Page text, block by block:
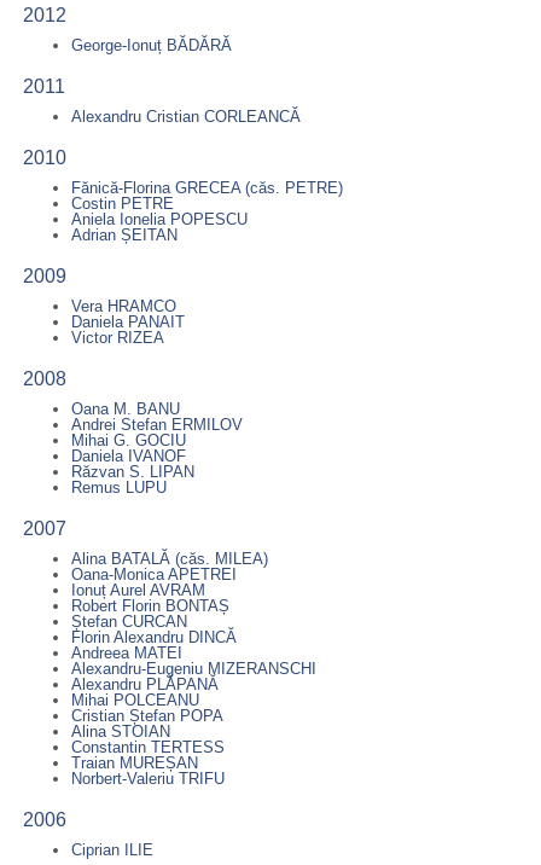
2012
George-Ionuț BĂDĂRĂ
2011
Alexandru Cristian CORLEANCĂ
2010
Fănică-Florina GRECEA (căs. PETRE)
Costin PETRE
Aniela Ionelia POPESCU
Adrian ȘEITAN
2009
Vera HRAMCO
Daniela PANAIT
Victor RIZEA
2008
Oana M. BANU
Andrei Stefan ERMILOV
Mihai G. GOCIU
Daniela IVANOF
Răzvan S. LIPAN
Remus LUPU
2007
Alina BATALĂ (căs. MILEA)
Oana-Monica APETREI
Ionuț Aurel AVRAM
Robert Florin BONTAȘ
Ștefan CURCAN
Florin Alexandru DINCĂ
Andreea MATEI
Alexandru-Eugeniu MIZERANSCHI
Alexandru PLĂPANĂ
Mihai POLCEANU
Cristian Ștefan POPA
Alina STOIAN
Constantin TERTESS
Traian MUREȘAN
Norbert-Valeriu TRIFU
2006
Ciprian ILIE